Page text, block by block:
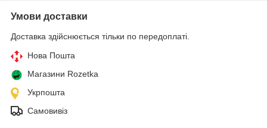
Умови доставки
Доставка здійснюється тільки по передоплаті.
Нова Пошта
Магазини Rozetka
Укрпошта
Самовивіз